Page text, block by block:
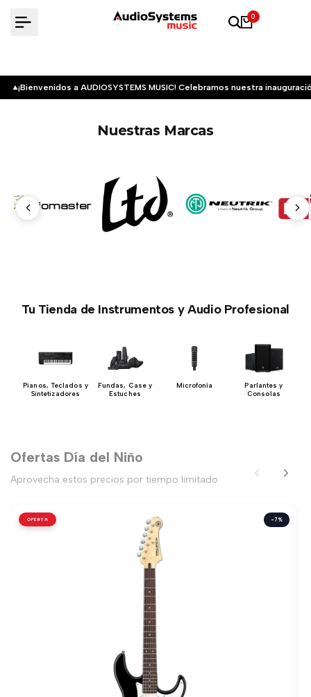
0
¡Bienvenidos a AUDIOSYSTEMS MUSIC! Celebramos nuestra
Nuestras Marcas
Tu Tienda de Instrumentos y Audio Profesional
Pianos, Teclados y
Sintetizadores
Fundas, Case y
Estuches
Microfonía
Parlantes y
Consolas
Ofertas Día del Niño
Aprovecha estos precios por tiempo limitado
OFERTA -7%